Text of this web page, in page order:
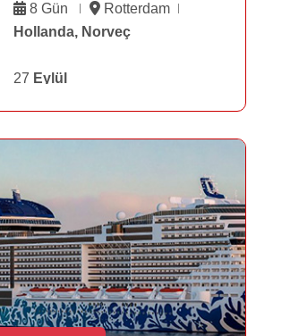
27 EYLÜL
8 Gün
Rotterdam
Hollanda, Norveç
27 Eylül